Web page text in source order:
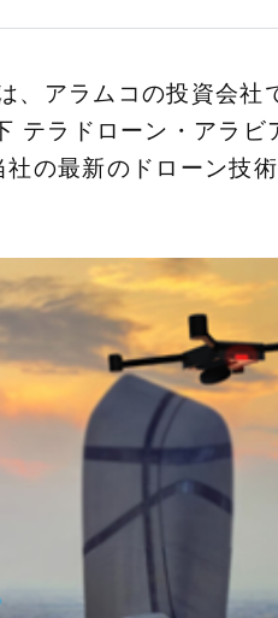
、アラムコの投資会社
テラドローン・アラビ
の最新のドローン技